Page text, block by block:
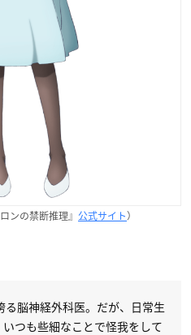
ンの禁断推理』 公式サイト）
脳神経外科医。だが、日常生
つも些細なことで怪我をして